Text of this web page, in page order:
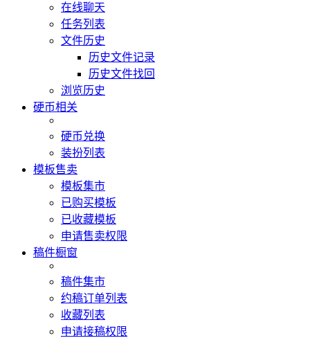
在线聊天
任务列表
文件历史
历史文件记录
历史文件找回
浏览历史
硬币相关
硬币兑换
装扮列表
模板售卖
模板集市
已购买模板
已收藏模板
申请售卖权限
稿件橱窗
稿件集市
约稿订单列表
收藏列表
申请接稿权限